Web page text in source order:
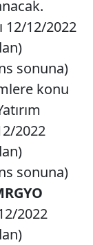
12/12/2022
sonuna)
konu
2022
sonuna)
2022